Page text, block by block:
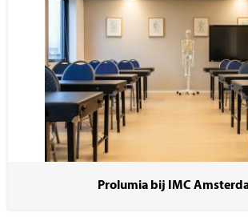
Prolumia bij IMC